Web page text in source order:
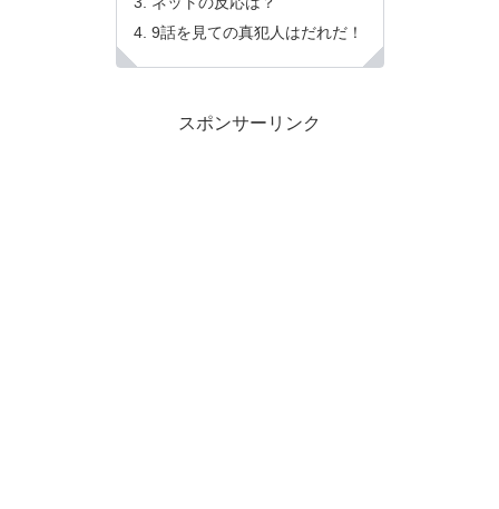
9話を見ての真犯人はだれだ！
スポンサーリンク